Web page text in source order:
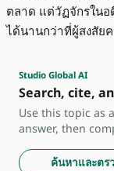
ตลาด แต่วัฏจักรในอ
ได้นานกว่าที่ผู้สงสัย
Studio Global AI
Search, cite,
Use this topic as
answer, then
ค้นหาและตร